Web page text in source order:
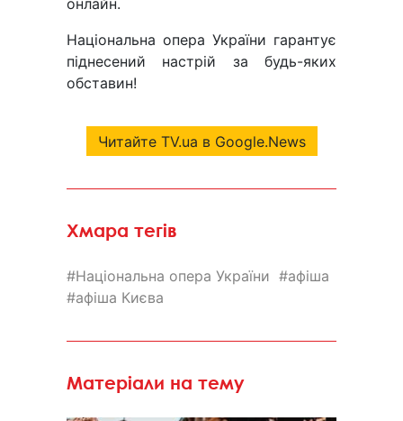
онлайн.
Національна опера України гарантує
піднесений настрій за будь-яких
обставин!
Читайте TV.ua в Google.News
Хмара тегів
Національна опера України
афіша
афіша Києва
Матеріали на тему